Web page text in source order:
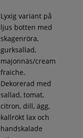
Lyxig variant på
ljus botten med
skagenröra,
gurksallad,
majonnäs/cream
fraiche.
Dekorerad med
sallad, tomat,
citron, dill, ägg,
kallrökt lax och
handskalade